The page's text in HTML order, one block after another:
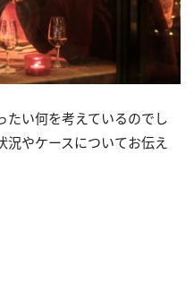
たい何を考えているのでし
況やケースについてお伝え